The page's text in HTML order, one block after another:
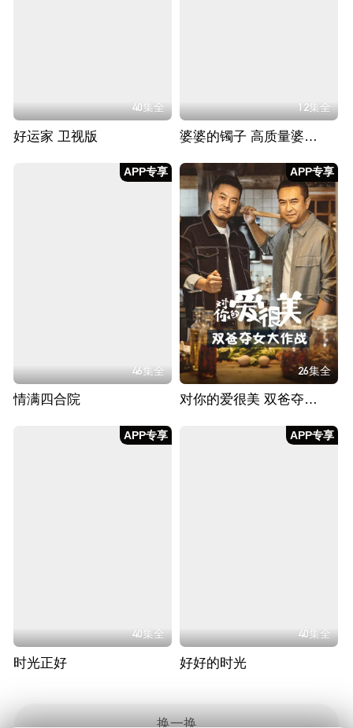
40集全
好运家 卫视版
12集全
婆婆的镯子 高质量婆媳相处之道
APP专享
46集全
情满四合院
APP专享
26集全
对你的爱很美 双爸夺女大作战
APP专享
40集全
时光正好
APP专享
40集全
好好的时光
换一换